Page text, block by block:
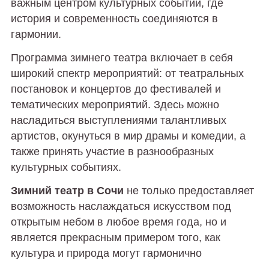
важным центром культурных событий, где
история и современность соединяются в
гармонии.
Программа зимнего театра включает в себя
широкий спектр мероприятий: от театральных
постановок и концертов до фестивалей и
тематических мероприятий. Здесь можно
насладиться выступлениями талантливых
артистов, окунуться в мир драмы и комедии, а
также принять участие в разнообразных
культурных событиях.
Зимний театр в Сочи не только предоставляет
возможность наслаждаться искусством под
открытым небом в любое время года, но и
является прекрасным примером того, как
культура и природа могут гармонично